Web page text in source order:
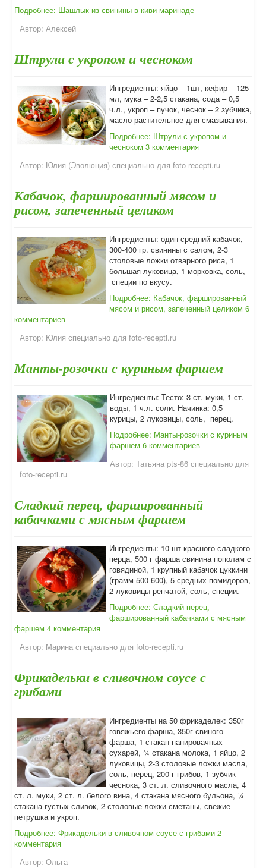
Подробнее: Шашлык из свинины в киви-маринаде
Автор: Алексей
Штрули с укропом и чесноком
Ингредиенты: яйцо – 1шт, кефир – 125
мл, мука – 2-2,5 стакана, сода – 0,5
ч.л., укроп – пучок, чеснок – 2 зубчика,
масло растительное для смазывания.
Подробнее: Штрули с укропом и
чесноком 3 комментария
Автор: Юлия (Эволюция) специально для foto-recepti.ru
Кабачок, фаршированный мясом и
рисом, запеченный целиком
Ингредиенты: один средний кабачок,
300-400 гр. свинины с салом, 2-3
столовые ложки отварного риса, 1
большая луковица, 1 морковка, соль,
специи по вкусу.
Подробнее: Кабачок, фаршированный
мясом и рисом, запеченный целиком 6
комментариев
Автор: Юлия специально для foto-recepti.ru
Манты-розочки с куриным фаршем
Ингредиенты: Тесто: 3 ст. муки, 1 ст.
воды, 1 ч.л. соли. Начинка: 0,5
курицы, 2 луковицы, соль, перец.
Подробнее: Манты-розочки с куриным
фаршем 6 комментариев
Автор: Татьяна pts-86 специально для
foto-recepti.ru
Сладкий перец, фаршированный
кабачками с мясным фаршем
Ингредиенты: 10 шт красного сладкого
перца, 500 г фарша свинина пополам с
говядиной, 1 крупный кабачок цуккини
(грамм 500-600), 5 средних помидоров,
2 луковицы репчатой, соль, специи.
Подробнее: Сладкий перец,
фаршированный кабачками с мясным
фаршем 4 комментария
Автор: Марина специально для foto-recepti.ru
Фрикадельки в сливочном соусе с
грибами
Ингредиенты на 50 фрикаделек: 350г
говяжьего фарша, 350г свиного
фарша, 1 стакан панировачных
сухарей, ¾ стакана молока, 1 яйцо, 2
луковицы, 2-3 столовые ложки масла,
соль, перец, 200 г грибов, 1 зубчик
чеснока, 3 ст. л. сливочного масла, 4
ст. л. муки, 2 ст. л. белого вина, 4 стакана мясного бульона, ¼
стакана густых сливок, 2 столовые ложки сметаны, свежие
петрушка и укроп.
Подробнее: Фрикадельки в сливочном соусе с грибами 2
комментария
Автор: Ольга